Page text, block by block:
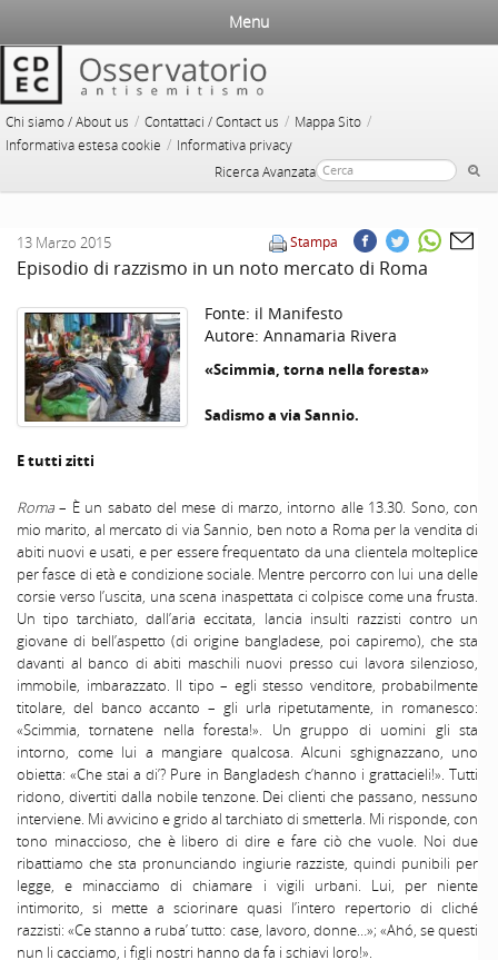
Chi siamo / About us / Contattaci / Contact us / Mappa Sito /
Informativa estesa cookie / Informativa privacy
Ricerca Avanzata
Menu
Stampa
13 Marzo 2015
Episodio di razzismo in un noto mercato di Roma
Fonte: il Manifesto
Autore: Annamaria Rivera
«Scimmia, torna nella foresta»
Sadismo a via Sannio.
E tutti zitti
Roma– È un sabato del mese di marzo, intorno alle 13.30. Sono, con
mio marito, al mercato di via Sannio, ben noto a Roma per la vendita di
abiti nuovi e usati, e per essere frequentato da una clientela molteplice
per fasce di età e condizione sociale. Mentre percorro con lui una delle
corsie verso l’uscita, una scena inaspettata ci colpisce come una frusta.
Un tipo tarchiato, dall’aria eccitata, lancia insulti razzisti contro un
giovane di bell’aspetto (di origine bangladese, poi capiremo), che sta
davanti al banco di abiti maschili nuovi presso cui lavora silenzioso,
immobile, imbarazzato. Il tipo – egli stesso venditore, probabilmente
titolare, del banco accanto – gli urla ripetutamente, in romanesco:
«Scimmia, tornatene nella foresta!». Un gruppo di uomini gli sta
intorno, come lui a mangiare qualcosa. Alcuni sghignazzano, uno
obietta: «Che stai a di’? Pure in Bangladesh c’hanno i grattacieli!». Tutti
ridono, divertiti dalla nobile tenzone. Dei clienti che passano, nessuno
interviene. Mi avvicino e grido al tarchiato di smetterla. Mi risponde, con
tono minaccioso, che è libero di dire e fare ciò che vuole. Noi due
ribattiamo che sta pronunciando ingiurie razziste, quindi punibili per
legge, e minacciamo di chiamare i vigili urbani. Lui, per niente
intimorito, si mette a sciorinare quasi l’intero repertorio di cliché
razzisti: «Ce stanno a ruba’ tutto: case, lavoro, donne…»; «Ahó, se questi
nun li cacciamo, i figli nostri hanno da fa i schiavi loro!».